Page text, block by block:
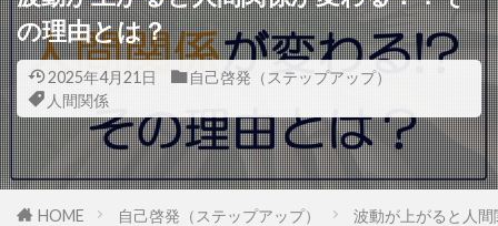
の理由とは？
2025年4月21日
自己啓発（ステップアップ）
人間関係
HOME 自己啓発（ステップアップ） 波動が上がると人